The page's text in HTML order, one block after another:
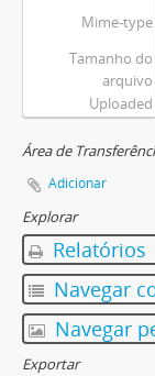
Mime-type
Tamanho do
arquivo
Uploaded
Área de
Adicionar
Explorar
Relatórios
Navegar
Navegar
Exportar